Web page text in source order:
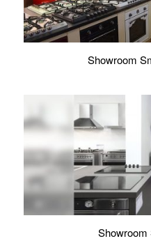
Showroom
Showroom